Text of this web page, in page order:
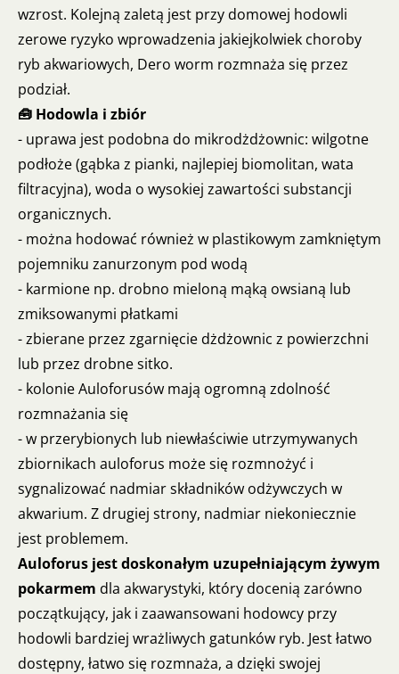
wzrost. Kolejną zaletą jest przy domowej hodowli
zerowe ryzyko wprowadzenia jakiejkolwiek choroby
ryb akwariowych, Dero worm rozmnaża się przez
podział.
🧰 Hodowla i zbiór
- uprawa jest podobna do mikrodżdżownic: wilgotne
podłoże (gąbka z pianki, najlepiej biomolitan, wata
filtracyjna), woda o wysokiej zawartości substancji
organicznych.
- można hodować również w plastikowym zamkniętym
pojemniku zanurzonym pod wodą
- karmione np. drobno mieloną mąką owsianą lub
zmiksowanymi płatkami
- zbierane przez zgarnięcie dżdżownic z powierzchni
lub przez drobne sitko.
- kolonie Auloforusów mają ogromną zdolność
rozmnażania się
- w przerybionych lub niewłaściwie utrzymywanych
zbiornikach auloforus może się rozmnożyć i
sygnalizować nadmiar składników odżywczych w
akwarium. Z drugiej strony, nadmiar niekoniecznie
jest problemem.
Auloforus jest doskonałym uzupełniającym żywym
pokarmem dla akwarystyki, który docenią zarówno
początkujący, jak i zaawansowani hodowcy przy
hodowli bardziej wrażliwych gatunków ryb. Jest łatwo
dostępny, łatwo się rozmnaża, a dzięki swojej